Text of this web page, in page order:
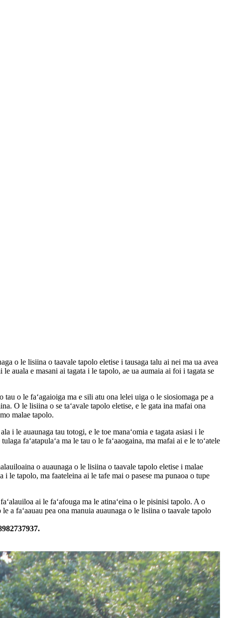
o le lisiina o taavale tapolo eletise i tausaga talu ai nei ma ua avea
auala e masani ai tagata i le tapolo, ae ua aumaia ai foi i tagata se
o le faʻagaioiga ma e sili atu ona lelei uiga o le siosiomaga pe a
O le lisiina o se taʻavale tapolo eletise, e le gata ina mafai ona
malae tapolo.
i le auaunaga tau totogi, e le toe manaʻomia e tagata asiasi i le
faʻatapulaʻa ma le tau o le faʻaaogaina, ma mafai ai e le toʻatele
o auaunaga o le lisiina o taavale tapolo eletise i malae
le tapolo, ma faateleina ai le tafe mai o pasese ma punaoa o tupe
ai le faʻafouga ma le atinaʻeina o le pisinisi tapolo. A o
a faʻaauau pea ona manuia auaunaga o le lisiina o taavale tapolo